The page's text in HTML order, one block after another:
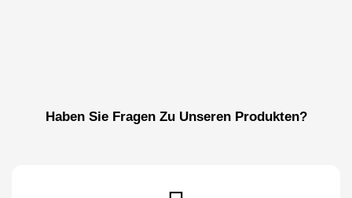
Haben Sie Fragen Zu Unseren Produkten?